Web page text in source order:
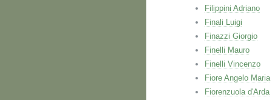
Filippini Adriano
Finali Luigi
Finazzi Giorgio
Finelli Mauro
Finelli Vincenzo
Fiore Angelo Maria
Fiorenzuola d'Arda